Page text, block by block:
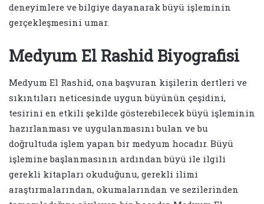
deneyimlere ve bilgiye dayanarak büyü işleminin
gerçekleşmesini umar.
Medyum El Rashid Biyografisi
Medyum El Rashid, ona başvuran kişilerin dertleri ve
sıkıntıları neticesinde uygun büyünün çeşidini,
tesirini en etkili şekilde gösterebilecek büyü işleminin
hazırlanması ve uygulanmasını bulan ve bu
doğrultuda işlem yapan bir medyum hocadır. Büyü
işlemine başlanmasının ardından büyü ile ilgili
gerekli kitapları okuduğunu, gerekli ilimi
araştırmalarından, okumalarından ve sezilerinden